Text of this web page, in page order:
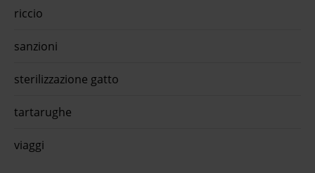
riccio
sanzioni
sterilizzazione gatto
tartarughe
viaggi